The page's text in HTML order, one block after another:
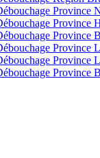
Province
Province
Province
Province
Province
Province